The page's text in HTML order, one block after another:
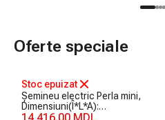
Oferte speciale
Stoc epuizat
Șemineu electric Perla mini,
Dimensiuni(Î*L*A):
1020*1200*330 mm, 1500